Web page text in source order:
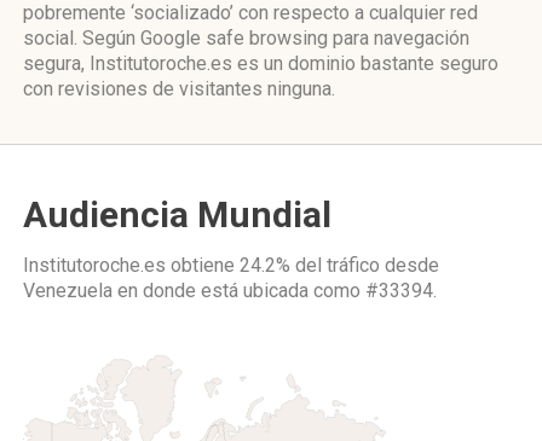
pobremente ‘socializado’ con respecto a cualquier red
social. Según Google safe browsing para navegación
segura, Institutoroche.es es un dominio bastante seguro
con revisiones de visitantes ninguna.
Audiencia Mundial
Institutoroche.es obtiene 24.2% del tráfico desde
Venezuela en donde está ubicada como #33394.